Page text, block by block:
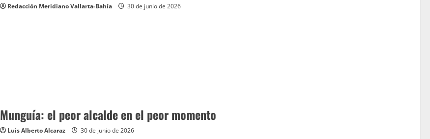
Redacción Meridiano Vallarta-Bahía 30 de junio de 2026
Munguía: el peor alcalde en el peor momento
Luis Alberto Alcaraz 30 de junio de 2026